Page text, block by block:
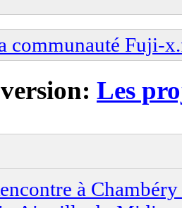
communauté Fuji-
Les
à